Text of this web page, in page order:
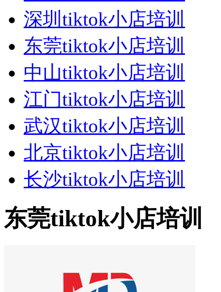
深圳tiktok小店培训
东莞tiktok小店培训
中山tiktok小店培训
江门tiktok小店培训
武汉tiktok小店培训
北京tiktok小店培训
长沙tiktok小店培训
东莞tiktok小店培训